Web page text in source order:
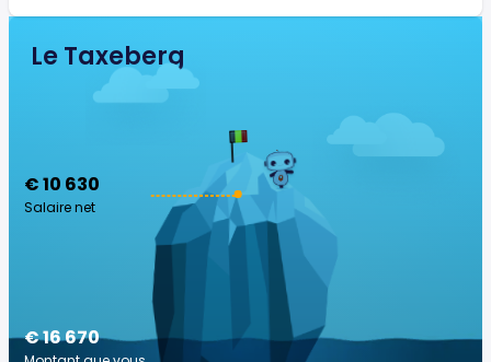
Le Taxeberg
€ 10 630
Salaire net
€ 16 670